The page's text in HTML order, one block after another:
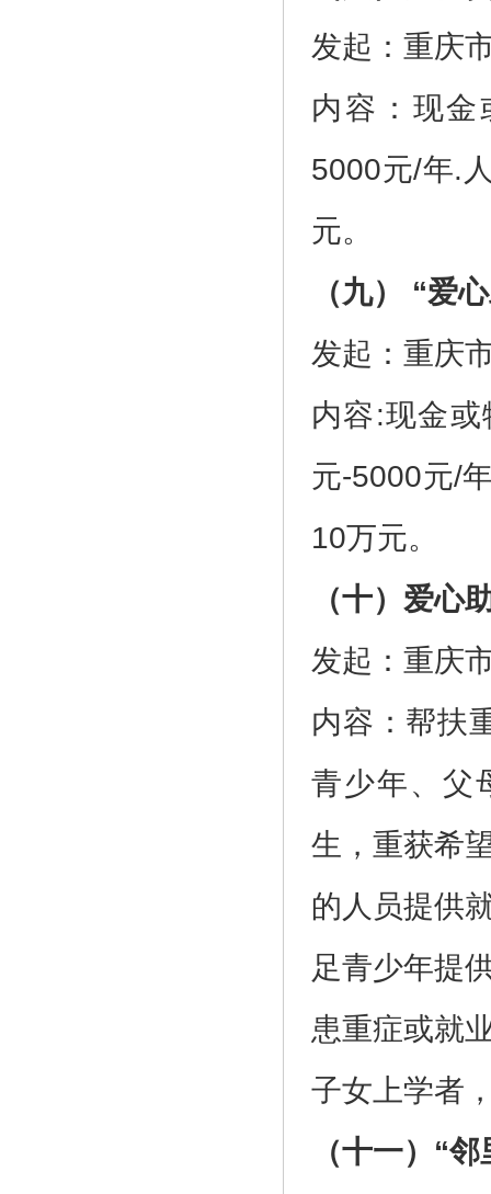
发起：重庆
内容：现金
5000元/年.
（九） “爱
发起：重庆
内容:现金
元-5000元/
10万元。
（十）爱心
发起：重庆
内容：帮扶
青少年、父
生，重获希
的人员提供
足青少年提
患重症或就
子女上学者
（十一）“